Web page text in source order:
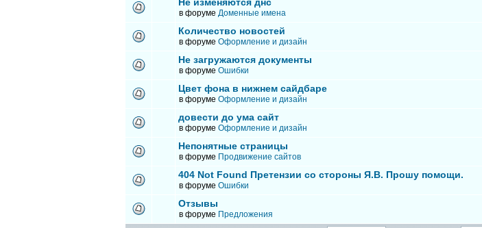
в форуме Доменные имена
Количество новостей
в форуме Оформление и дизайн
Не загружаются документы
в форуме Ошибки
Цвет фона в нижнем сайдбаре
в форуме Оформление и дизайн
довести до ума сайт
в форуме Оформление и дизайн
Непонятные страницы
в форуме Продвижение сайтов
404 Not Found Претензии со стороны Я.В. Прошу помощи.
в форуме Ошибки
Отзывы
в форуме Предложения